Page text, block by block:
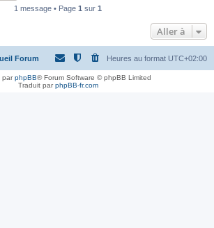
1 message • Page 1 sur 1
Aller à
Forum Heures au format UTC+02:00
parphpBB® Forum Software © phpBB Limited
Traduit parphpBB-fr.com